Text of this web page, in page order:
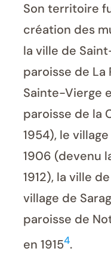
Son territoire
création des
la ville de
paroisse de La
Sainte-Vierge
paroisse de la
1954), le
1906 (devenu
1912), la ville
village de
paroisse de
en 19154.